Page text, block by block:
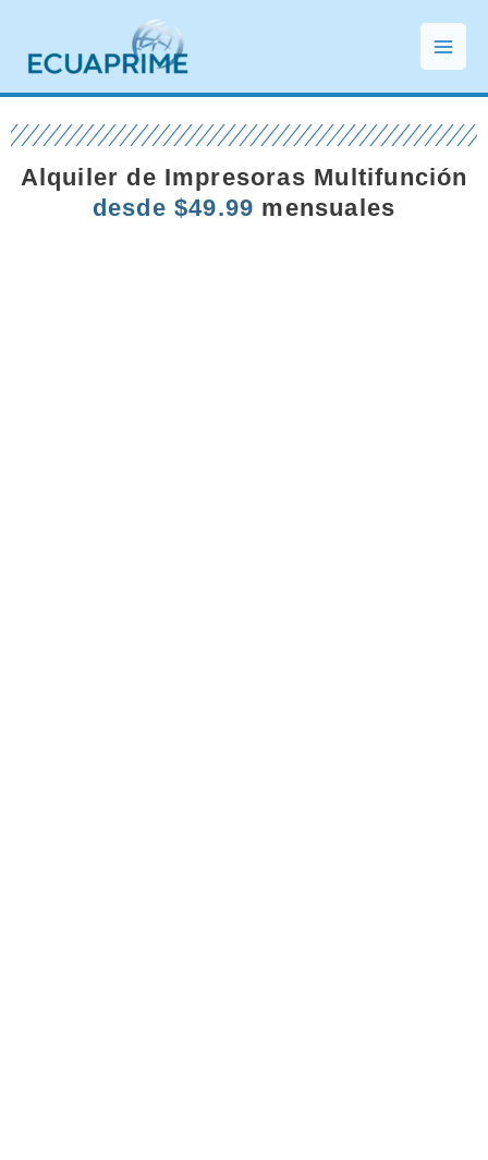
contenido
Main
Alquiler de Impresoras Multifunción
desde $49.99 mensuales